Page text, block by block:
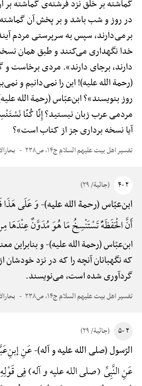
گماشته بر خلق نزد فرشته‌ی گماشته بر
در روز و شب باشد و بر پخش آن
برمی‌دارند، سپس به سرپرستی مردم
خدا نگهداری می‌کنند و طبق همان
دارند، برجای دارند». مردی برخاست
(رحمة الله علیه)! این را نمی‌دانیم و
روز بنویسند»؟ ابن‌عبّاس (رحمة الله
مردمی عرب زبان نیستید؟ إِنَّا کُنَّا
آیا نسخه برداری جز از کتاب است»؟
تفسیر اهل بیت علیهم السلام ج۱۴، ص۲۳۸
۲ -۴ (جاثیة/ ۲۹)
ابن‌عبّاس (رحمة الله علیه)-وَ عَلَی
أَنَّ الْحَفَظَهًَْ تَسْتَنْسِخُ مَا هُوَ مُدَوَّنٌ عِنْدَهَا
ابن‌عبّاس (رحمة الله علیه)-و بنابراین
که نگهبانان آنچه را که در نزد خودشان
گردآوری شده است، می‌نویسند.
تفسیر اهل بیت علیهم السلام ج۱۴، ص۲۳۸
۲ -۵ (جاثیة/ ۲۹)
الرّسول (صلی الله علیه و آله)-عَنِ
عَنِ النَّبِیِّ (صلی الله علیه و آله) فِی